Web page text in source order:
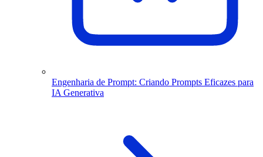
Engenharia de Prompt: Criando Prompts Eficazes para
IA Generativa